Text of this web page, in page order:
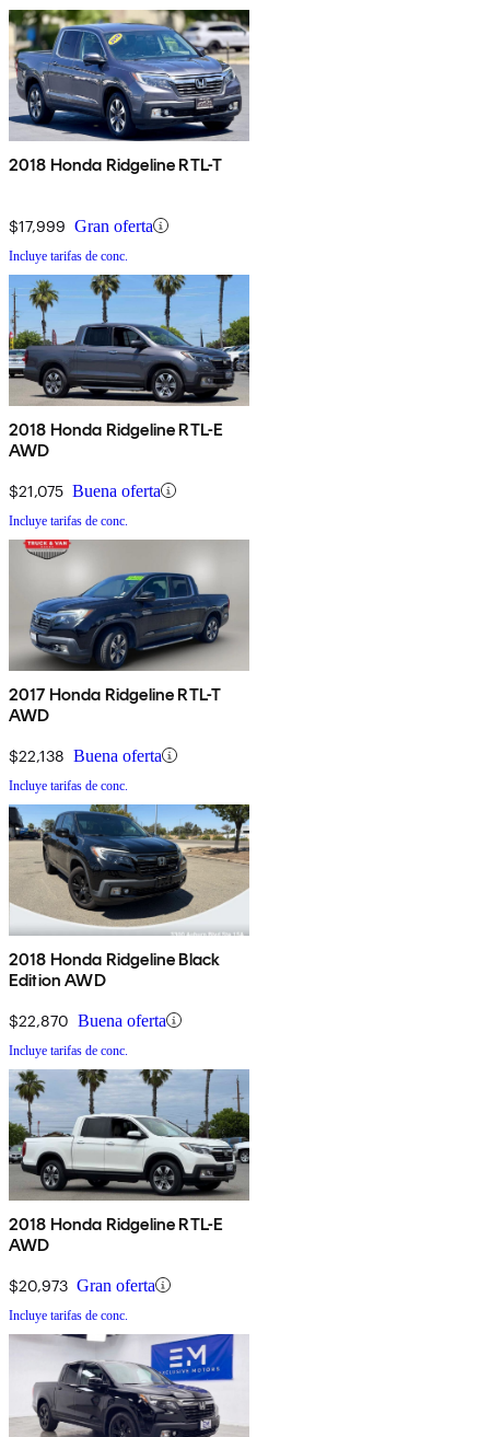
2018 Honda Ridgeline RTL-T
$17,999 Gran oferta
Incluye tarifas de conc.
2018 Honda Ridgeline RTL-E
AWD
$21,075 Buena oferta
Incluye tarifas de conc.
2017 Honda Ridgeline RTL-T
AWD
$22,138 Buena oferta
Incluye tarifas de conc.
2018 Honda Ridgeline Black
Edition AWD
$22,870 Buena oferta
Incluye tarifas de conc.
2018 Honda Ridgeline RTL-E
AWD
$20,973 Gran oferta
Incluye tarifas de conc.